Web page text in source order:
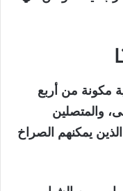
مكونة من أربع
والمتصلين
يمكنهم الصراخ